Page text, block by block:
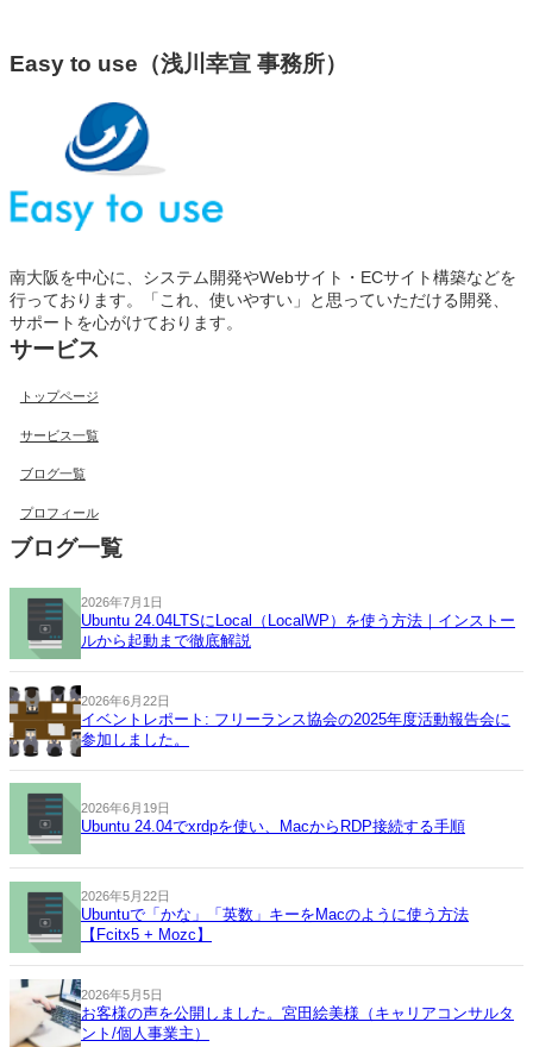
Easy to use（浅川幸宣 事務所）
南大阪を中心に、システム開発やWebサイト・ECサイト構築などを
行っております。「これ、使いやすい」と思っていただける開発、
サポートを心がけております。
サービス
トップページ
サービス一覧
ブログ一覧
プロフィール
ブログ一覧
2026年7月1日
Ubuntu 24.04LTSにLocal（LocalWP）を使う方法｜インストー
ルから起動まで徹底解説
2026年6月22日
イベントレポート: フリーランス協会の2025年度活動報告会に
参加しました。
2026年6月19日
Ubuntu 24.04でxrdpを使い、MacからRDP接続する手順
2026年5月22日
Ubuntuで「かな」「英数」キーをMacのように使う方法
【Fcitx5 + Mozc】
2026年5月5日
お客様の声を公開しました。宮田絵美様（キャリアコンサルタ
ント/個人事業主）